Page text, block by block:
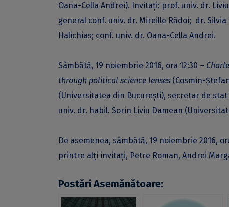
Oana-Cella Andrei). Invitaţi: prof. univ. dr.
general conf. univ. dr. Mireille Rădoi; dr.
Halichias; conf. univ. dr. Oana-Cella Andrei.
Sâmbătă, 19 noiembrie 2016, ora 12:30 –
through political science lenses (Cosmin-
(Universitatea din Bucureşti), secretar de
univ. dr. habil. Sorin Liviu Damean
De asemenea, sâmbătă, 19 noiembrie 2016,
printre alţi invitaţi, Petre Roman, Andrei
Postări Asemănătoare: